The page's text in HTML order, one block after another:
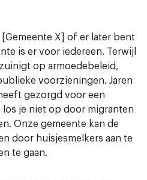
X] of er later bent
is er voor iedereen. Terwijl
op armoedebeleid,
voorzieningen. Jaren
gezorgd voor een
je niet op door migranten
Onze gemeente kan de
door huisjesmelkers aan te
te gaan.